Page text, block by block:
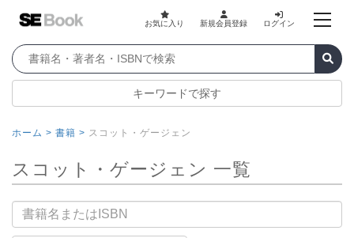
お気に入り 新規会員登録 ログイン
キーワードで探す
ホーム > 書籍 > スコット・ゲージェン
スコット・ゲージェン 一覧
書籍名